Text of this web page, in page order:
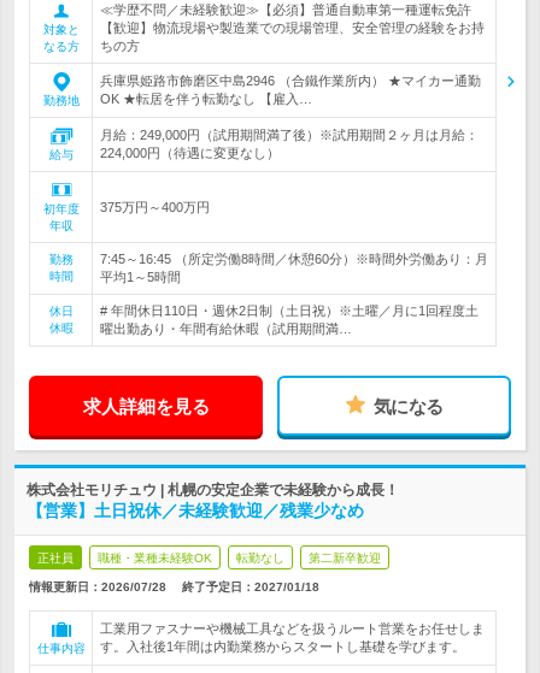
対象と
なる方
≪学歴不問／未経験歓迎≫【必須】普通自動車第一種運転免許
【歓迎】物流現場や製造業での現場管理、安全管理の経験をお持
ちの方
勤務地
兵庫県姫路市飾磨区中島2946 （合鐵作業所内） ★マイカー通勤
OK ★転居を伴う転勤なし 【雇入…
給与
月給：249,000円（試用期間満了後）※試用期間２ヶ月は月給：
224,000円（待遇に変更なし）
初年度
年収
375万円～400万円
勤務
時間
7:45～16:45 （所定労働8時間／休憩60分）※時間外労働あり：月
平均1～5時間
休日
休暇
# 年間休日110日・週休2日制（土日祝）※土曜／月に1回程度土
曜出勤あり・年間有給休暇（試用期間満…
求人詳細を見る 気になる
株式会社モリチュウ | 札幌の安定企業で未経験から成長！
【営業】土日祝休／未経験歓迎／残業少なめ
正社員 職種・業種未経験OK 転勤なし 第二新卒歓迎
情報更新日：2026/07/28 終了予定日： 2027/01/18
仕事内容
工業用ファスナーや機械工具などを扱うルート営業をお任せしま
す。入社後1年間は内勤業務からスタートし基礎を学びます。